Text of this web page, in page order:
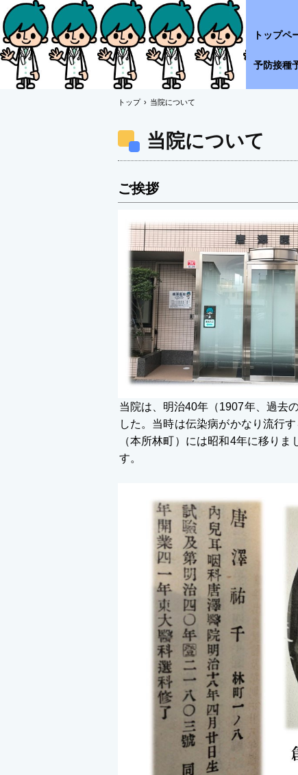
トップペ
予防接種
トップ › 当院について
当院について
ご挨拶
当院は、明治40年（1907年、過去
した。当時は伝染病がかなり流行
（本所林町）には昭和4年に移り
す。